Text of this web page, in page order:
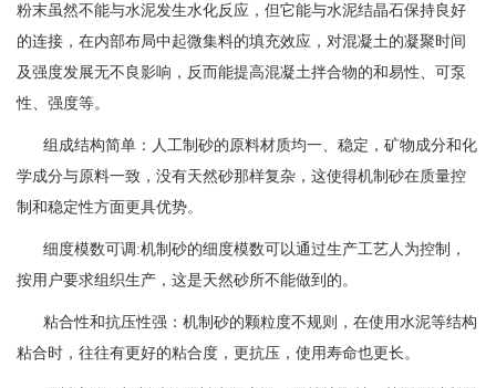
粉末虽然不能与水泥发生水化反应，‌但它能与水泥结晶石保持良好
的连接，‌在内部布局中起微集料的填充效应，‌对混凝土的凝聚时间
及强度发展无不良影响，‌反而能提高混凝土拌合物的和易性、‌可泵
性、‌强度等。‌
组成结构简单：‌人工制砂的原料材质均一、‌稳定，‌矿物成分和化
学成分与原料一致，‌没有天然砂那样复杂，‌这使得机制砂在质量控
制和稳定性方面更具优势。‌
细度模数可调:‌机制砂的细度模数可以通过生产工艺人为控制，‌
按用户要求组织生产，‌这是天然砂所不能做到的。‌
粘合性和抗压性强：‌机制砂的颗粒度不规则，‌在使用水泥等结构
粘合时，‌往往有更好的粘合度，‌更抗压，‌使用寿命也更长。‌